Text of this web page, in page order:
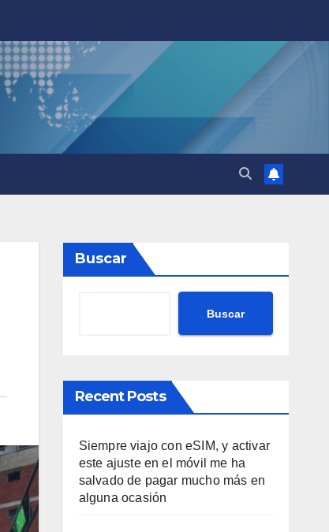
Buscar
Buscar
Recent Posts
Siempre viajo con eSIM, y activar
este ajuste en el móvil me ha
salvado de pagar mucho más en
alguna ocasión